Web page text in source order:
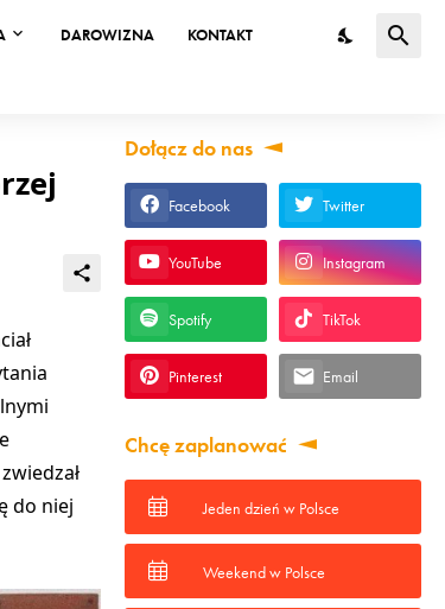
DAROWIZNA KONTAKT
do niej
Dołącz do nas
Facebook Twitter
YouTube Instagram
Spotify TikTok
Pinterest Email
Chcę zaplanować
Jeden dzień w Polsce
Weekend w Polsce